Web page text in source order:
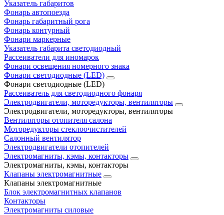
Указатель габаритов
Фонарь автопоезда
Фонарь габаритный рога
Фонарь контурный
Фонари маркерные
Указатель габарита светодиодный
Рассеиватели для иномарок
Фонари освещения номерного знака
Фонари светодиодные (LED)
Фонари светодиодные (LED)
Рассеиватель для светодиодного фонаря
Электродвигатели, моторедукторы, вентиляторы
Электродвигатели, моторедукторы, вентиляторы
Вентиляторы отопителя салона
Моторедукторы стеклоочистителей
Салонный вентилятор
Электродвигатели отопителей
Электромагниты, кэмы, контакторы
Электромагниты, кэмы, контакторы
Клапаны электромагнитные
Клапаны электромагнитные
Блок электромагнитных клапанов
Контакторы
Электромагниты силовые